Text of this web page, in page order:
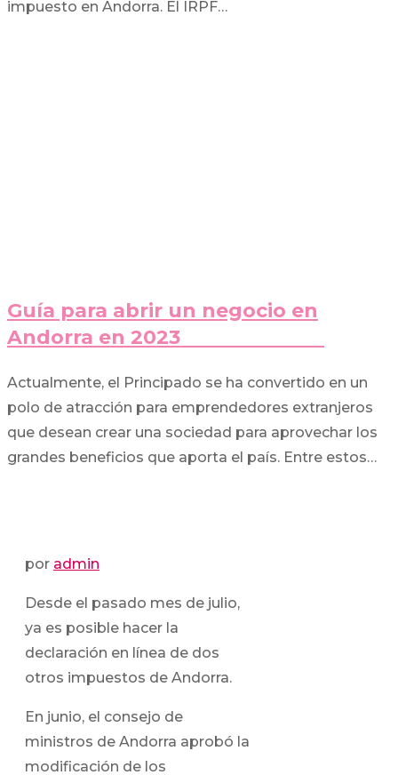
impuesto en Andorra. El IRPF…
Guía para abrir un negocio en
Andorra en 2023
Actualmente, el Principado se ha convertido en un
polo de atracción para emprendedores extranjeros
que desean crear una sociedad para aprovechar los
grandes beneficios que aporta el país. Entre estos…
por admin
Desde el pasado mes de julio,
ya es posible hacer la
declaración en línea de dos
otros impuestos de Andorra.
En junio, el consejo de
ministros de Andorra aprobó la
modificación de los